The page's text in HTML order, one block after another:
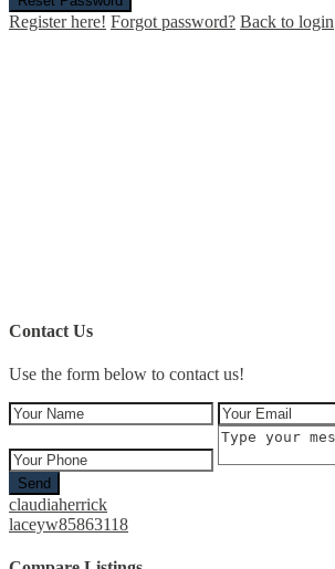
Register here! Forgot password? Back to login
Contact Us
Use the form below to contact us!
Send
claudiaherrick
laceyw85863118